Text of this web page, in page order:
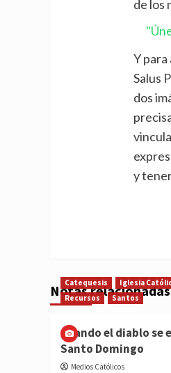
de los
Y
Salus
dos
y
Notas relacionadas
Catequesis Iglesia
Recursos
Santos
Cuando el diablo se
Santo Domingo
Medios Católicos